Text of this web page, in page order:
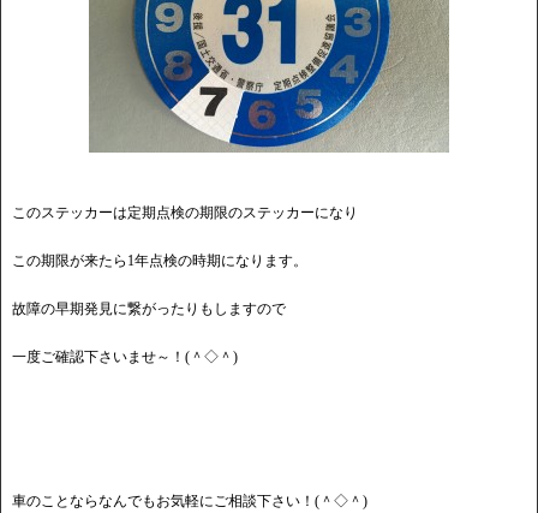
このステッカーは定期点検の期限のステッカーになり
この期限が来たら1年点検の時期になります。
故障の早期発見に繋がったりもしますので
一度ご確認下さいませ～！(＾◇＾)
車のことならなんでもお気軽にご相談下さい！(＾◇＾)